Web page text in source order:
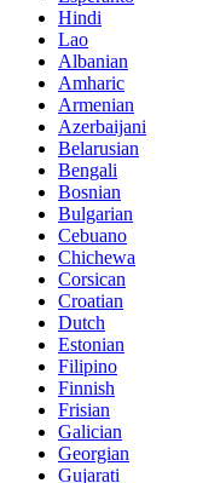
Hindi
Lao
Albanian
Amharic
Armenian
Azerbaijani
Belarusian
Bengali
Bosnian
Bulgarian
Cebuano
Chichewa
Corsican
Croatian
Dutch
Estonian
Filipino
Finnish
Frisian
Galician
Georgian
Gujarati